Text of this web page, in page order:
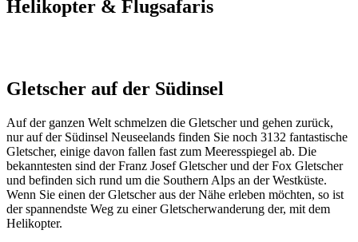
Helikopter & Flugsafaris
Gletscher auf der Südinsel
Auf der ganzen Welt schmelzen die Gletscher und gehen zurück,
nur auf der Südinsel Neuseelands finden Sie noch 3132 fantastische
Gletscher, einige davon fallen fast zum Meeresspiegel ab. Die
bekanntesten sind der Franz Josef Gletscher und der Fox Gletscher
und befinden sich rund um die Southern Alps an der Westküste.
Wenn Sie einen der Gletscher aus der Nähe erleben möchten, so ist
der spannendste Weg zu einer Gletscherwanderung der, mit dem
Helikopter.